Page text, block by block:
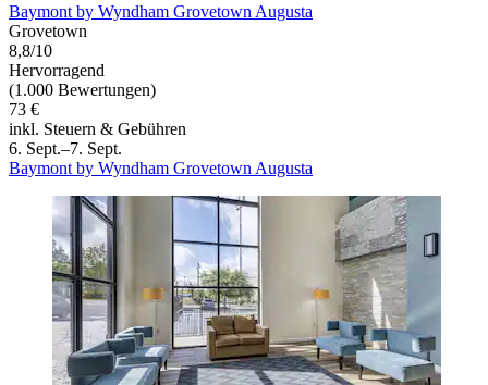
Baymont by Wyndham Grovetown Augusta
Grovetown
8,8/10
Hervorragend
(1.000 Bewertungen)
73 €
inkl. Steuern & Gebühren
6. Sept.–7. Sept.
Baymont by Wyndham Grovetown Augusta